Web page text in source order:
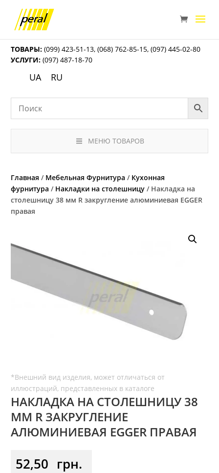
ТОВАРЫ: (099) 423-51-13,(068) 762-85-15,(097) 445-02-80
УСЛУГИ: (097) 487-18-70
UA RU
МЕНЮ ТОВАРОВ
Главная / Мебельная Фурнитура / Кухонная
фурнитура / Накладки на столешницу / Накладка на
столешницу 38 мм R закругление алюминиевая EGGER
правая
НАКЛАДКА НА СТОЛЕШНИЦУ 38
ММ R ЗАКРУГЛЕНИЕ
АЛЮМИНИЕВАЯ EGGER ПРАВАЯ
52,50 грн.